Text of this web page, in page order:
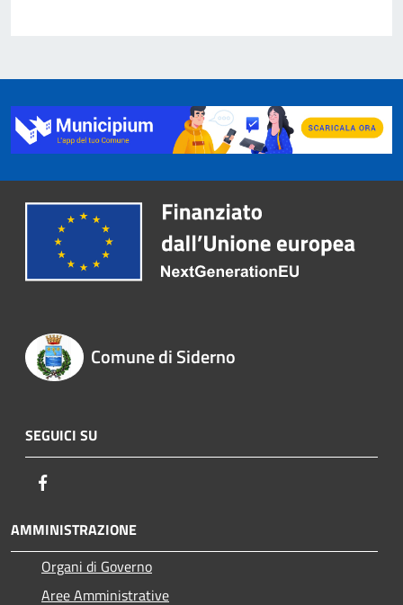
Comune di Siderno
SEGUICI SU
AMMINISTRAZIONE
Organi di Governo
Aree Amministrative